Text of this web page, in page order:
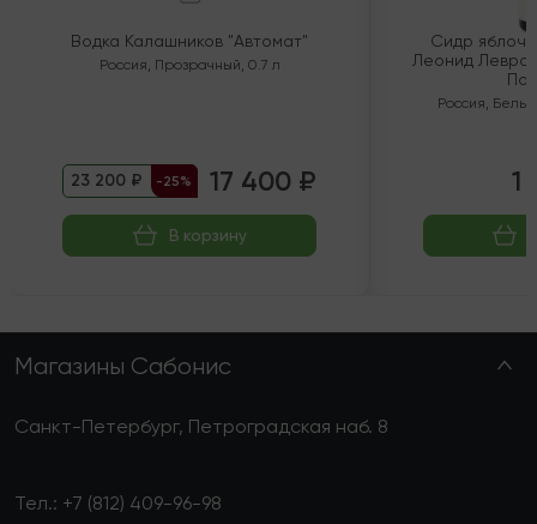
Водка Калашников "Автомат"
Россия, Прозрачный, 0.7 л
23 200 ₽ -25% 17 400 ₽
В корзину
Сидр
Леонид
Россия, Белый
1
Магазины Сабонис
Санкт-Петербург, Петроградская наб. 8
Тел.: +7 (812) 409-96-98